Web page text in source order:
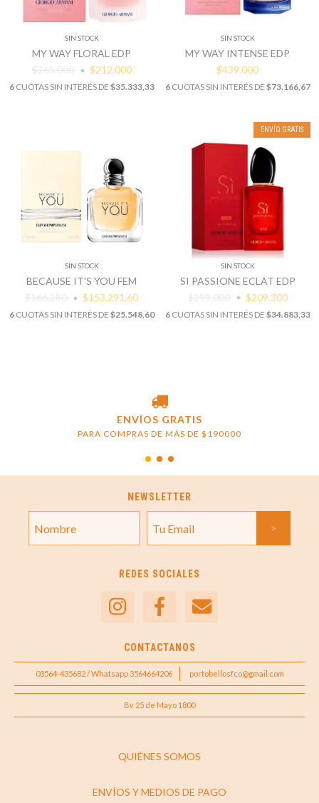
SIN STOCK
MY WAY FLORAL EDP
$265.000
$212.000
6CUOTAS SIN INTERÉS DE $35.333,33
SIN STOCK
MY WAY INTENSE EDP
$439.000
6CUOTAS SIN INTERÉS DE $73.166,67
SIN STOCK
BECAUSE IT'S YOU FEM
$166.280
$153.291,60
6CUOTAS SIN INTERÉS DE $25.548,60
ENVÍO GRATIS
SIN STOCK
SI PASSIONE ECLAT EDP
$299.000
$209.300
6CUOTAS SIN INTERÉS DE $34.883,33
ENVÍOS GRATIS
PARA COMPRAS DE MÁS DE $190000
NEWSLETTER
REDES SOCIALES
CONTACTANOS
03564-435682 / Whatsapp 3564664206 portobellosfco@gmail.com
Bv 25 de Mayo 1800
QUIÉNES SOMOS
ENVÍOS Y MEDIOS DE PAGO